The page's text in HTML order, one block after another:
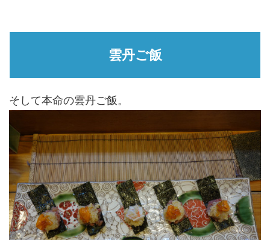
雲丹ご飯
そして本命の雲丹ご飯。